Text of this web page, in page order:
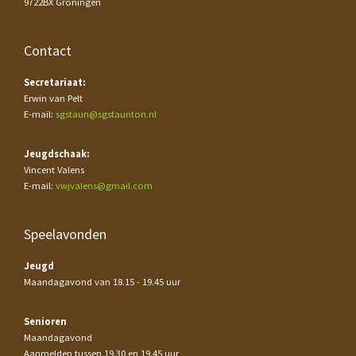
Contact
Secretariaat:
Erwin van Pelt
E-mail: sgstaun@sgstaunton.nl
Jeugdschaak:
Vincent Valens
E-mail: vwjvalens@gmail.com
Speelavonden
Jeugd
Maandagavond van 18.15 - 19.45 uur
Senioren
Maandagavond
Aanmelden tussen 19.30 en 19.45 uur